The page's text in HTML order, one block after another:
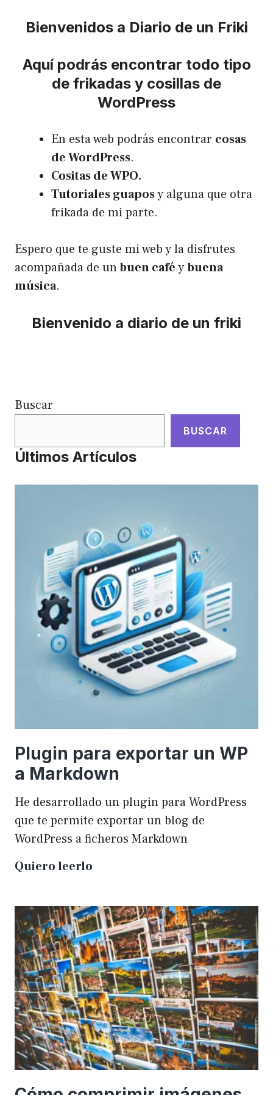
Bienvenidos a Diario de un Friki
Aquí podrás encontrar todo tipo
de frikadas y cosillas de
WordPress
En esta web podrás encontrar cosas
de WordPress.
Cositas de WPO.
Tutoriales guaposy alguna que otra
frikada de mi parte.
Espero que te guste mi web y la disfrutes
acompañada de unbuen caféybuena
música.
Bienvenido a diario de un friki
Buscar
BUSCAR
Últimos Artículos
Plugin para exportar un WP
a Markdown
He desarrollado un plugin para WordPress
que te permite exportar un blog de
WordPress a ficheros Markdown
Quiero leerlo
exportar
un
WP
a
Markdown